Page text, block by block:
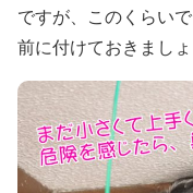
ですが、このくらい
前に付けておきましょ